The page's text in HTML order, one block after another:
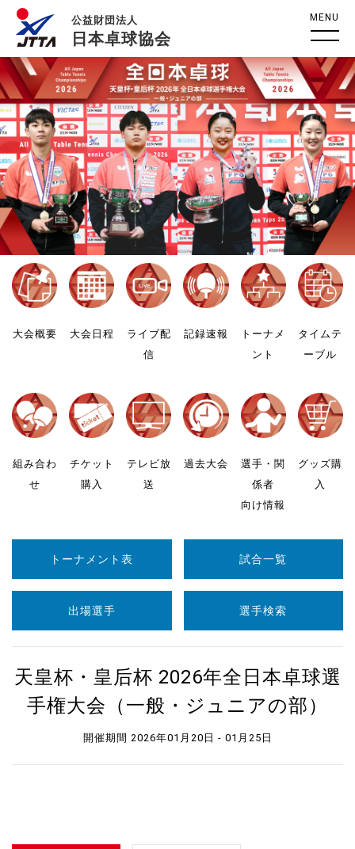
公益財団法人
日本卓球協会
MENU
大会概要 大会日程
ライブ配
信
記録速報
トーナメ
ント
タイムテ
ーブル
組み合わ
せ
チケット
購入
テレビ放
送
過去大会
選手・関
係者
向け情報
グッズ購
入
トーナメント表 試合一覧
出場選手 選手検索
天皇杯・皇后杯 2026年全日本卓球選
手権大会（一般・ジュニアの部）
開催期間 2026年01月20日 - 01月25日